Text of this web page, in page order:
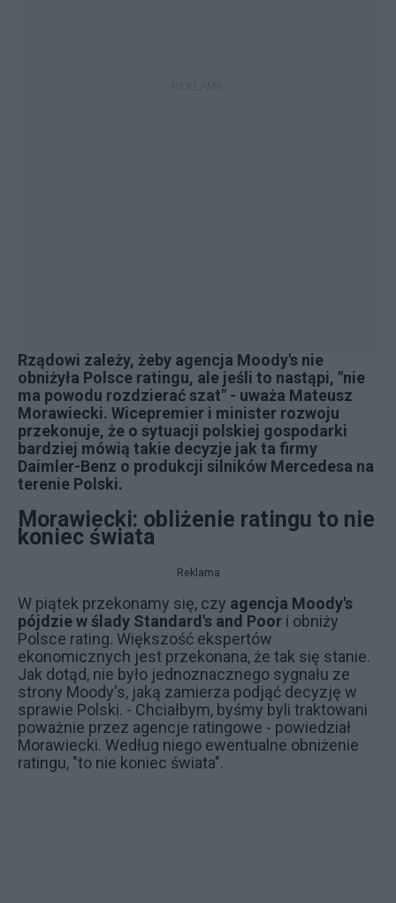
Rządowi zależy, żeby agencja Moody's nie
obniżyła Polsce ratingu, ale jeśli to nastąpi, "nie
ma powodu rozdzierać szat" - uważa Mateusz
Morawiecki. Wicepremier i minister rozwoju
przekonuje, że o sytuacji polskiej gospodarki
bardziej mówią takie decyzje jak ta firmy
Daimler-Benz o produkcji silników Mercedesa na
terenie Polski.
Morawiecki: obliżenie ratingu to nie
koniec świata
Reklama
W piątek przekonamy się, czy agencja Moody's
pójdzie w ślady Standard's and Poor i obniży
Polsce rating. Większość ekspertów
ekonomicznych jest przekonana, że tak się stanie.
Jak dotąd, nie było jednoznacznego sygnału ze
strony Moody's, jaką zamierza podjąć decyzję w
sprawie Polski. - Chciałbym, byśmy byli traktowani
poważnie przez agencje ratingowe - powiedział
Morawiecki. Według niego ewentualne obniżenie
ratingu, "to nie koniec świata".